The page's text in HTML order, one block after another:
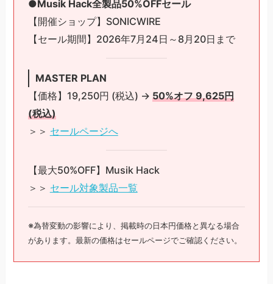
●Musik Hack全製品50%OFFセール
【開催ショップ】SONICWIRE
【セール期間】2026年7月24日～8月20日まで
MASTER PLAN
【価格】19,250円 (税込) → 50%オフ 9,625円
(税込)
＞＞ セールページへ
【最大50%OFF】Musik Hack
＞＞ セール対象製品一覧
※為替変動の影響により、掲載時の日本円価格と異なる場合
があります。最新の価格はセールページでご確認ください。